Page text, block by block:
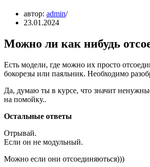
автор: admin
23.01.2024
Можно ли как нибудь
Есть модели, где можно их просто
бокорезы или паяльник. Необходимо
Да, думаю ты в курсе, что значит
на помойку..
Остальные ответы
Отрывай.
Если он не модульный.
Можно если они отсоединяються)))